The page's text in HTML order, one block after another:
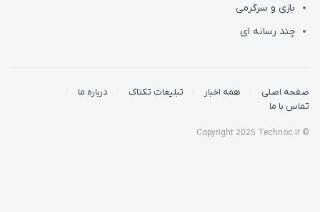
بازی و سرگرمی
چند رسانه ای
صفحه اصلی همه اخبار تبلیغات تکناک
درباره ما
تماس با ما
© Copyright 2025 Technoc.ir